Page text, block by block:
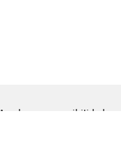
Ayuda para accesibilidad